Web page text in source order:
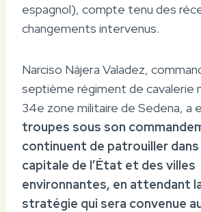
espagnol), compte tenu des
changements intervenus.
Narciso Nájera Valadez,
septième régiment de cavalerie
34e zone militaire de Sedena, a
troupes sous son
continuent de patrouiller dans
capitale de l’État et des villes
environnantes, en attendant
stratégie qui sera convenue